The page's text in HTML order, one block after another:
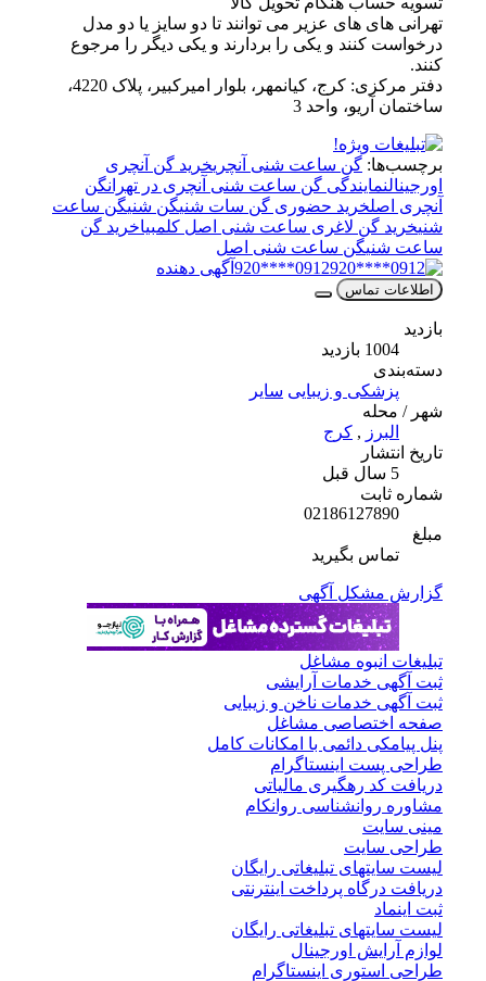
تهرانی های های عزیر می توانند تا دو سایز یا دو مدل
درخواست کنند و یکی را بردارند و یکی دیگر را مرجوع
دفتر مرکزی: کرج، کیانمهر، بلوار امیرکبیر، پلاک 4220،
ساختمان آریو، واحد 3
برچسب‌ها:گن ساعت شنی آنچری خرید گن آنچری
اورجینال نمایندگی گن ساعت شنی آنچری در تهران گن
آنچری اصلخرید حضوری گن سات شنیگن شنیگن ساعت
خرید گن لاغری ساعت شنی اصل کلمبیاخرید گن
ساعت شنیگن ساعت شنی اصل
0912****920
آگهی دهنده
اطلاعات تماس
دسته‌بندی
پزشکی و زیبایی سایر
شهر / محله
,کرج
تاریخ انتشار
شماره ثابت
02186127890
تماس بگیرید
گزارش مشکل آگهی
تبلیغات انبوه مشاغل
ثبت آگهی خدمات آرایشی
ثبت آگهی خدمات ناخن و زیبایی
صفحه اختصاصی مشاغل
پنل پیامکی دائمی با امکانات کامل
طراحی پست اینستاگرام
دریافت کد رهگیری مالیاتی
مشاوره روانشناسی روانکام
مینی سایت
طراحی سایت
لیست سایتهای تبلیغاتی رایگان
دریافت درگاه پرداخت اینترنتی
ثبت اینماد
لیست سایتهای تبلیغاتی رایگان
لوازم آرایش اورجینال
طراحی استوری اینستاگرام